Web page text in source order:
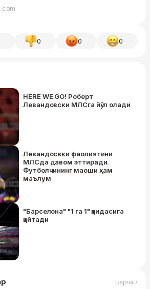
0 0 0
HERE WE GO! Роберт
Левандовски МЛСга йўл олади
Левандосвки фаолиятини
МЛСда давом эттиради.
Футболчининг маоши ҳам
маълум
"Барселона" "1 га 1" қоидасига
қайтади
Барча ›